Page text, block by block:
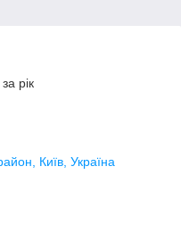
рік
Київ, Україна